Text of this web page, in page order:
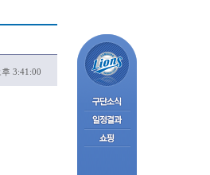
3:41:00